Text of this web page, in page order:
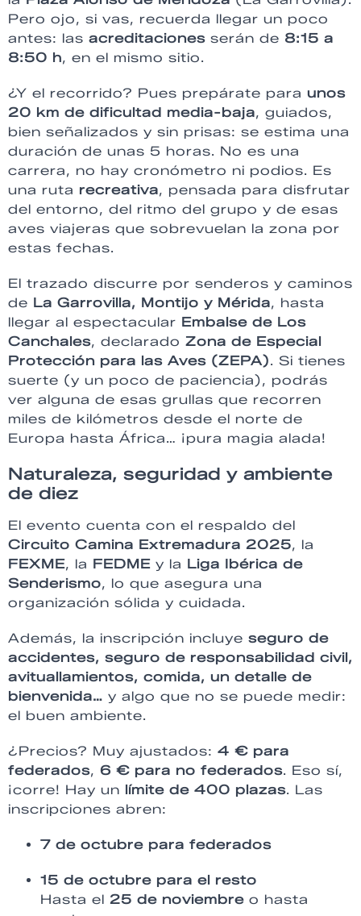
Pero ojo, si vas, recuerda llegar un poco
antes: las acreditaciones serán de 8:15 a
8:50 h, en el mismo sitio.
¿Y el recorrido? Pues prepárate para unos
20 km de dificultad media-baja, guiados,
bien señalizados y sin prisas: se estima una
duración de unas 5 horas. No es una
carrera, no hay cronómetro ni podios. Es
una ruta recreativa, pensada para disfrutar
del entorno, del ritmo del grupo y de esas
aves viajeras que sobrevuelan la zona por
estas fechas.
El trazado discurre por senderos y caminos
de La Garrovilla, Montijo y Mérida, hasta
llegar al espectacular Embalse de Los
Canchales, declarado Zona de Especial
Protección para las Aves (ZEPA). Si tienes
suerte (y un poco de paciencia), podrás
ver alguna de esas grullas que recorren
miles de kilómetros desde el norte de
Europa hasta África… ¡pura magia alada!
Naturaleza, seguridad y ambiente
de diez
El evento cuenta con el respaldo del
Circuito Camina Extremadura 2025, la
FEXME, la FEDME y la Liga Ibérica de
Senderismo, lo que asegura una
organización sólida y cuidada.
Además, la inscripción incluye seguro de
accidentes, seguro de responsabilidad civil,
avituallamientos, comida, un detalle de
bienvenida… y algo que no se puede medir:
el buen ambiente.
¿Precios? Muy ajustados: 4 € para
federados, 6 € para no federados. Eso sí,
¡corre! Hay un
límite de 400 plazas. Las
inscripciones abren:
7 de octubre para federados
15 de octubre para el resto
Hasta el 25 de noviembre o hasta